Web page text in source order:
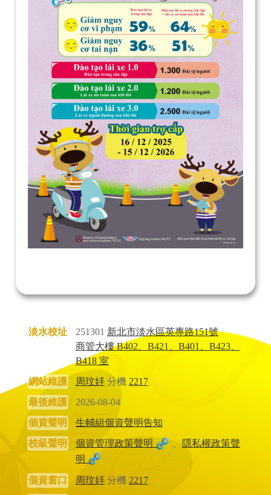
淡水校址 251301 新北市淡水區英專路151號
商管大樓 B402、B421、B401、B423、
B418 室
網站維護
周玟妦分機 2217
最後維護
2026-08-04
個資聲明
生輔組個資聲明告知
校級聲明
個資管理政策聲明 、
隱私權政策聲
明
個資窗口 周玟妦分機 2217